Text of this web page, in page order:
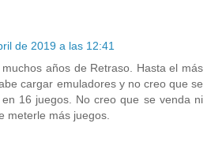
de 2019 a las 12:41
años de Retraso. Hasta el más
cargar emuladores y no creo que se
16 juegos. No creo que se venda ni
meterle más juegos.